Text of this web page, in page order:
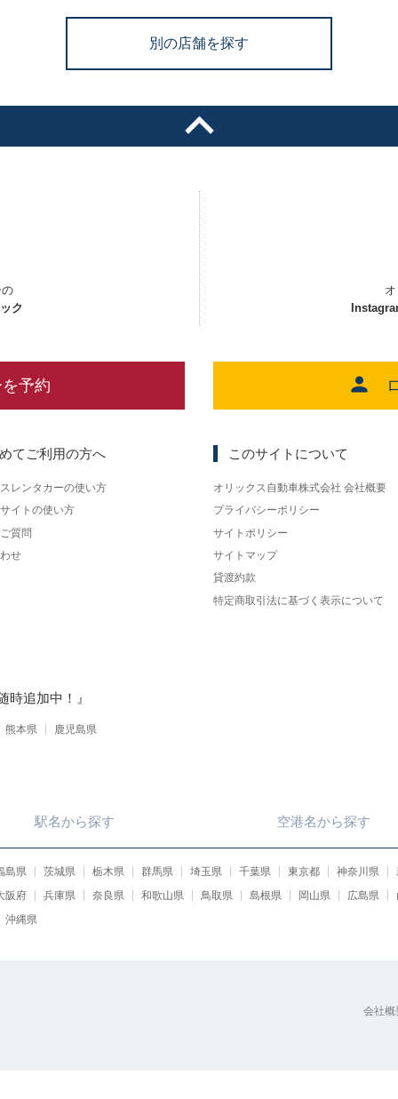
別の店舗を探す
ク
予約
てご利用の方へ
レンタカーの使い方
イトの使い方
質問
せ
このサイトについて
オリックス自動車株式会社 会社概要
プライバシーポリシー
サイトポリシー
サイトマップ
貸渡約款
特定商取引法に基づく表示について
時追加中！』
熊本県 鹿児島県
駅名から探す 空港名から探す
島県 茨城県 栃木県 群馬県 埼玉県 千葉県 東京都 神奈川県
阪府
兵庫県 奈良県 和歌山県 鳥取県 島根県 岡山県 広島県
沖縄県
会社概